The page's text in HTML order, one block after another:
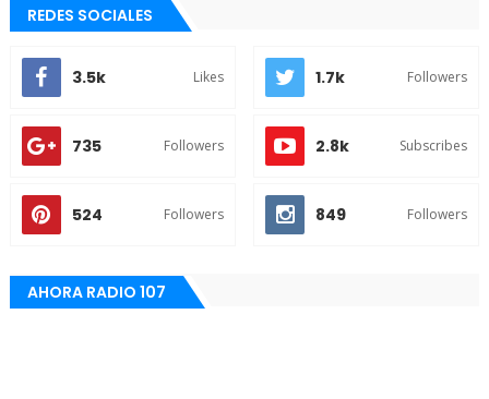
REDES SOCIALES
3.5k Likes 1.7k Followers
735 Followers 2.8k Subscribes
524 Followers 849 Followers
AHORA RADIO 107